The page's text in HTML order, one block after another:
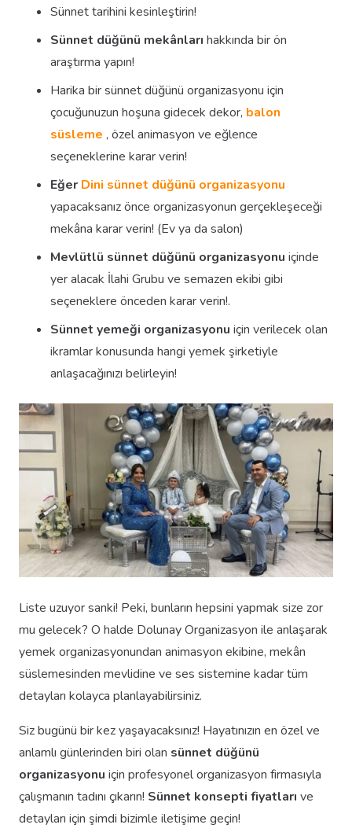
Sünnet tarihini kesinleştirin!
Sünnet düğünü mekânları hakkında bir ön
araştırma yapın!
Harika bir sünnet düğünü organizasyonu için
çocuğunuzun hoşuna gidecek dekor, balon
süsleme , özel animasyon ve eğlence
seçeneklerine karar verin!
Eğer Dini sünnet düğünü organizasyonu
yapacaksanız önce organizasyonun gerçekleşeceği
mekâna karar verin! (Ev ya da salon)
Mevlütlü sünnet düğünü organizasyonu içinde
yer alacak İlahi Grubu ve semazen ekibi gibi
seçeneklere önceden karar verin!.
Sünnet yemeği organizasyonu için verilecek olan
ikramlar konusunda hangi yemek şirketiyle
anlaşacağınızı belirleyin!
Liste uzuyor sanki! Peki, bunların hepsini yapmak size zor
mu gelecek? O halde Dolunay Organizasyon ile anlaşarak
yemek organizasyonundan animasyon ekibine, mekân
süslemesinden mevlidine ve ses sistemine kadar tüm
detayları kolayca planlayabilirsiniz.
Siz bugünü bir kez yaşayacaksınız! Hayatınızın en özel ve
anlamlı günlerinden biri olan sünnet düğünü
organizasyonu için profesyonel organizasyon firmasıyla
çalışmanın tadını çıkarın! Sünnet konsepti fiyatları ve
detayları için şimdi bizimle iletişime geçin!